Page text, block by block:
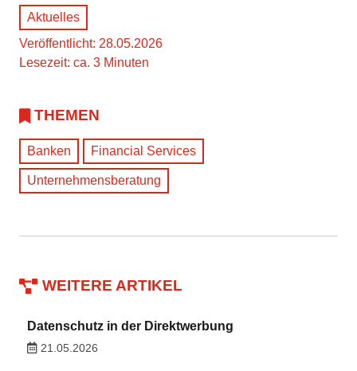
Aktuelles
Veröffentlicht: 28.05.2026
Lesezeit: ca. 3 Minuten
THEMEN
Banken Financial Services
Unternehmensberatung
WEITERE ARTIKEL
Datenschutz in der Direktwerbung
21.05.2026